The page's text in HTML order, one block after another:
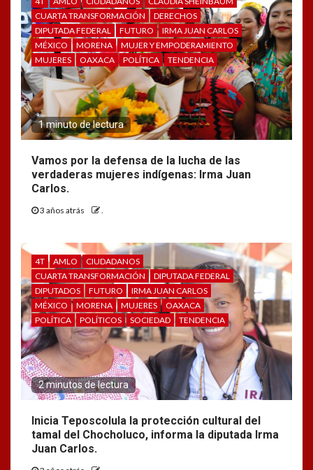
CUARTA TRANSFORMACIÓN
DERECHOS
DIPUTADA FEDERAL
FUTURO
IRMA JUAN CARLOS
MÉXICO
MORENA
MUJER Y EMPODERAMIENTO
MUJERES
OAXACA POLÍTICA TENDENCIA
1 minuto de lectura
Vamos por la defensa de la lucha de las
verdaderas mujeres indígenas: Irma Juan
Carlos.
3 años atrás .
4T AMLO
CIUDADANOS
CUARTA TRANSFORMACIÓN
DIPUTADA FEDERAL
DIPUTADOS
FUTURO
IRMA JUAN CARLOS
MÉXICO
MORENA MUJERES
OAXACA
POLÍTICA
POLÍTICOS SOCIEDAD TENDENCIA
2 minutos de lectura
Inicia Teposcolula la protección cultural del
tamal del Chocholuco, informa la diputada Irma
Juan Carlos.